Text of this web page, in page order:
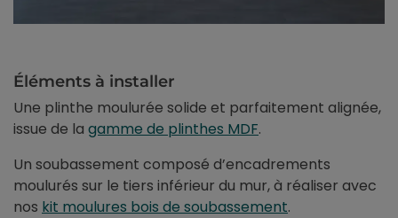
Éléments à installer
Une plinthe moulurée solide et parfaitement alignée,
issue de la gamme de plinthes MDF.
Un soubassement composé d’encadrements
moulurés sur le tiers inférieur du mur, à réaliser avec
nos kit moulures bois de soubassement.